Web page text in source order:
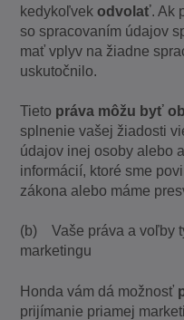
kedykoľvekodvolať. Ak
so spracovaním údajov
mať vplyv na žiadne
uskutočnilo.
Tieto práva môžu byť
splnenie vašej žiadosti
údajov inej osoby alebo
informácií, ktoré sme
zákona alebo máme
(b) Vaše práva a voľby
marketingu
Honda vám dá možnosť
prijímanie priamej